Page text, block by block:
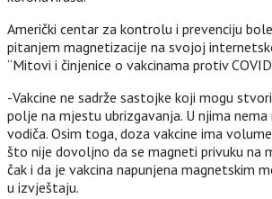
Američki centar za kontrolu i prevenciju
pitanjem magnetizacije na svojoj
“Mitovi i činjenice o vakcinama protiv
-Vakcine ne sadrže sastojke koji mogu
polje na mjestu ubrizgavanja. U njima
vodiča. Osim toga, doza vakcine ima
što nije dovoljno da se magneti privuku na
čak i da je vakcina napunjena magnetskim
u izvještaju.